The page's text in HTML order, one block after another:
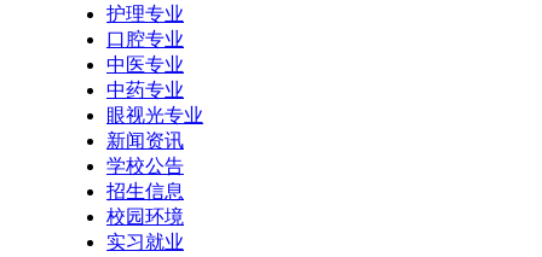
护理专业
口腔专业
中医专业
中药专业
眼视光专业
新闻资讯
学校公告
招生信息
校园环境
实习就业